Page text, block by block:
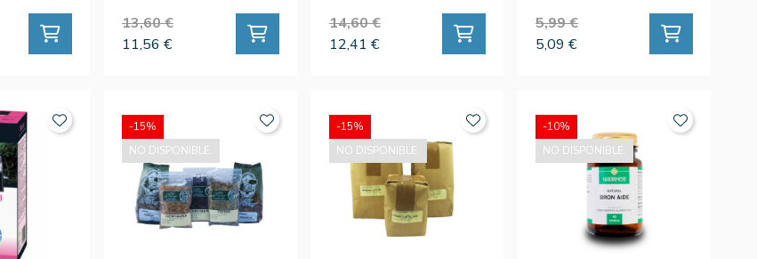
13,60 €
11,56 €
14,60 €
12,41 €
5,99 €
5,09 €
-15%
NO DISPONIBLE.
-15%
NO DISPONIBLE.
-10%
NO DISPONIBLE.